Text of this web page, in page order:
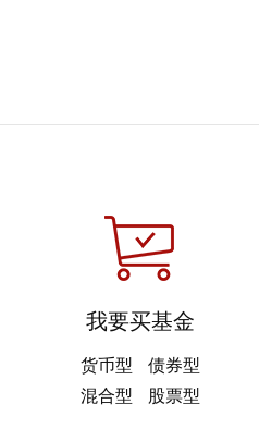
我要买基金
货币型
债券型
混合型
股票型